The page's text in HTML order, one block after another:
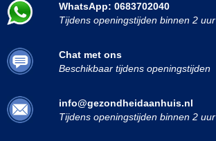
WhatsApp: 0683702040
Tijdens openingstijden binnen 2
Chat met ons
Beschikbaar tijdens openingstijden
info@gezondheidaanhuis.nl
Tijdens openingstijden binnen 2